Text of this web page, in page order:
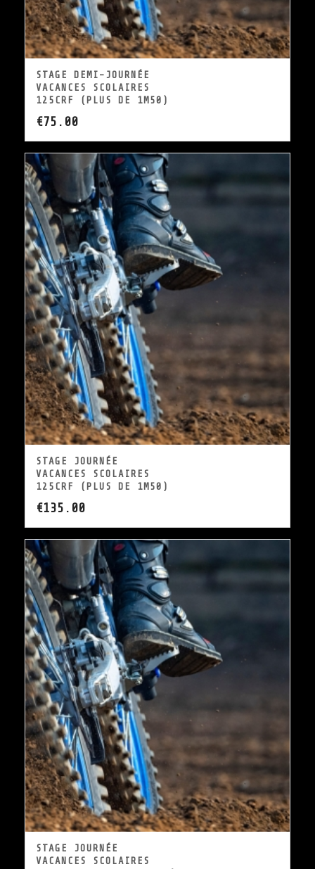
STAGE DEMI-JOURNÉE
VACANCES SCOLAIRES
125CRF (PLUS DE 1M50)
€75.00
STAGE JOURNÉE
VACANCES SCOLAIRES
125CRF (PLUS DE 1M50)
€135.00
STAGE JOURNÉE
VACANCES SCOLAIRES